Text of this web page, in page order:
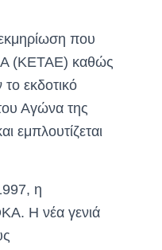
που
(ΚΕΤΑΕ) καθώς
εκδοτικό
Αγώνα της
εμπλουτίζεται
η
Η νέα γενιά